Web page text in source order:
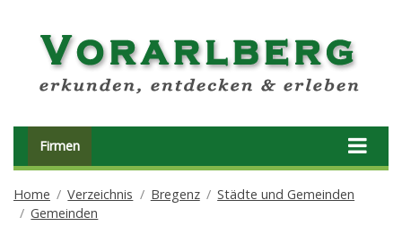
Firmen
Home Verzeichnis Bregenz
Städte und Gemeinden
Gemeinden